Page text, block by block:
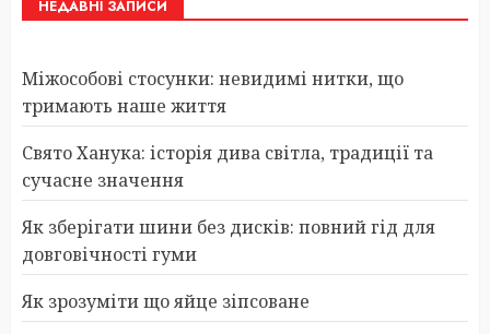
НЕДАВНІ ЗАПИСИ
Міжособові стосунки: невидимі нитки, що
тримають наше життя
Свято Ханука: історія дива світла, традиції та
сучасне значення
Як зберігати шини без дисків: повний гід для
довговічності гуми
Як зрозуміти що яйце зіпсоване